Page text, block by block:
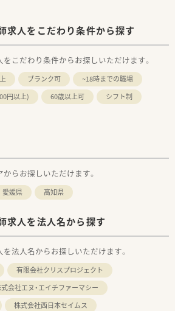
求人をこだわり条件から探す
こだわり条件からお探しいただけます。
ブランク可
~18時までの職場
円以上) 60歳以上可
シフト制
らお探しいただけます。
愛媛県 高知県
求人を法人名から探す
法人名からお探しいただけます。
有限会社クリスプロジェクト
会社エヌ・エイチファーマシー
株式会社西日本セイムス